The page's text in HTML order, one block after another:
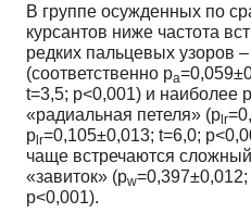
В группе осужденных по
курсантов ниже частота
редких пальцевых узоров
(соответственно рa
t=3,5; p<0,001) и наиболее
«радиальная петеля» (рlr
рlr=0,105±0,013; t=6,0;
чаще встречаются
«завиток» (рw=0,397±0,012;
p<0,001).